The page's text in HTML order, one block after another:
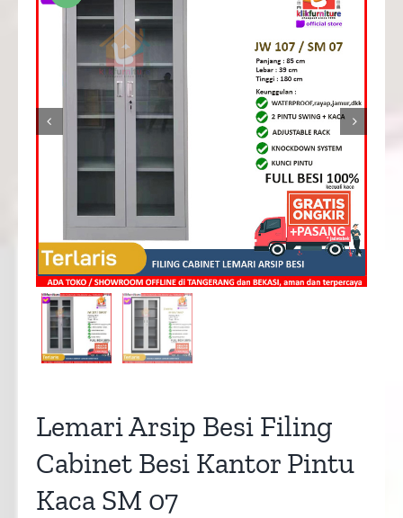
 
Lemari Arsip Besi Filing
Cabinet Besi Kantor Pintu
Kaca SM 07